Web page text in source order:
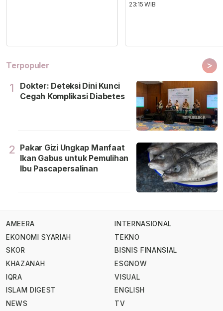
23:15 WIB
Terpopuler >
1
Dokter: Deteksi Dini Kunci
Cegah Komplikasi Diabetes
2 Pakar Gizi Ungkap Manfaat
Ikan Gabus untuk Pemulihan
Ibu Pascapersalinan
AMEERA
EKONOMI SYARIAH
SKOR
KHAZANAH
IQRA
ISLAM DIGEST
NEWS
INTERNASIONAL
TEKNO
BISNIS FINANSIAL
ESGNOW
VISUAL
ENGLISH
TV